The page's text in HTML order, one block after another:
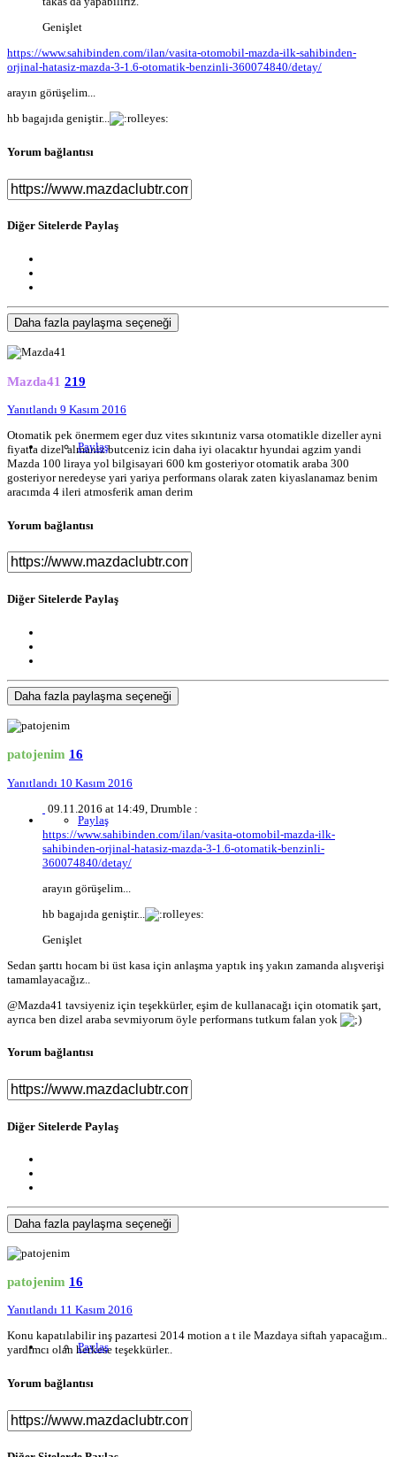
Genişlet
https://www.sahibinden.com/ilan/vasita-otomobil-mazda-ilk-sahibinden-
orjinal-hatasiz-mazda-3-1.6-otomatik-benzinli-360074840/detay/
arayın görüşelim...
hb bagajıda geniştir...
Yorum bağlantısı
Diğer Sitelerde Paylaş
Daha fazla paylaşma seçeneği
Mazda41 219
Yanıtlandı 9 Kasım 2016
Paylaş
Otomatik pek önermem eger duz vites sıkıntıniz varsa otomatikle dizeller ayni
fiyatta dizel almaniz butceniz icin daha iyi olacaktır hyundai agzim yandi
Mazda 100 liraya yol bilgisayari 600 km gosteriyor otomatik araba 300
gosteriyor neredeyse yari yariya performans olarak zaten kiyaslanamaz benim
aracımda 4 ileri atmosferik aman derim
Yorum bağlantısı
Diğer Sitelerde Paylaş
Daha fazla paylaşma seçeneği
patojenim 16
Yanıtlandı 10 Kasım 2016
Paylaş
09.11.2016 at 14:49, Drumble :
https://www.sahibinden.com/ilan/vasita-otomobil-mazda-ilk-
sahibinden-orjinal-hatasiz-mazda-3-1.6-otomatik-benzinli-
360074840/detay/
arayın görüşelim...
hb bagajıda geniştir...
Genişlet
Sedan şarttı hocam bi üst kasa için anlaşma yaptık inş yakın zamanda alışverişi
tamamlayacağız..
@Mazda41 tavsiyeniz için teşekkürler, eşim de kullanacağı için otomatik şart,
ayrıca ben dizel araba sevmiyorum öyle performans tutkum falan yok
Yorum bağlantısı
Diğer Sitelerde Paylaş
Daha fazla paylaşma seçeneği
patojenim 16
Yanıtlandı 11 Kasım 2016
Paylaş
Konu kapatılabilir inş pazartesi 2014 motion a t ile Mazdaya siftah yapacağım..
yardımcı olan herkese teşekkürler..
Yorum bağlantısı